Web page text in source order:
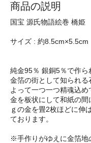
商品の説明
国宝 源氏物語絵巻 橋姫
サイズ : 約8.5cm×5.5cm
純金95％ 銀銅5％で作ら
金箔の街として知られ
よって一つ一つ精魂込め
金を板状にして和紙の
ｇの金を畳2枚ほどに伸
ております。
※手作りがゆえに金箔地